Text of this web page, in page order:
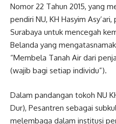
Nomor 22 Tahun 2015, yang
pendiri NU, KH Hasyim
Surabaya untuk mencegah
Belanda yang
“Membela Tanah Air dari
(wajib bagi setiap individu”).
Dalam pandangan tokoh NU
Dur), Pesantren sebagai
melembaga dalam institusi